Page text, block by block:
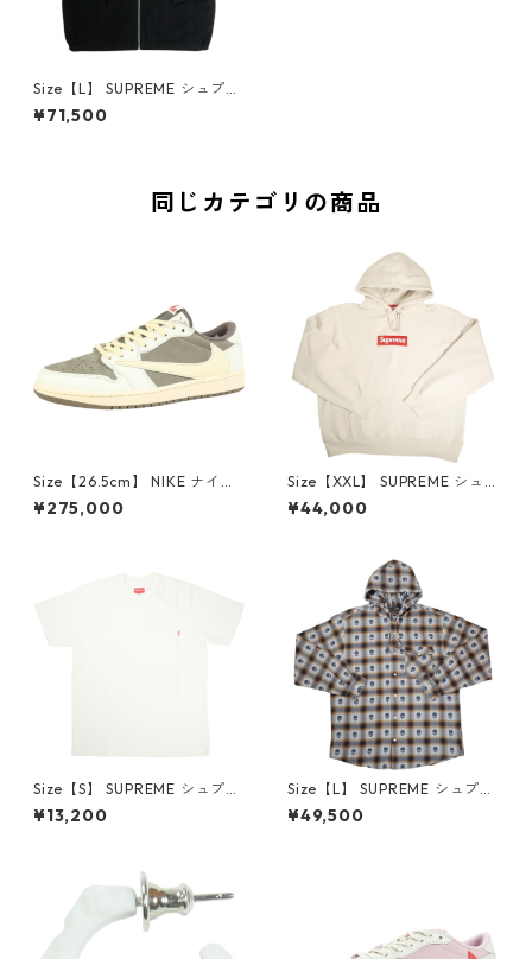
Size【L】 SUPREME シュプリ
ーム 25SS Moleskin Work Jac
ket Black ジャケット 黒 【新
¥71,500
同じカテゴリの商品
Size【26.5cm】 NIKE ナイキ
×Travis Scott AIR JORDAN 1
LOW Reverse Mocha DM786
¥275,000
Size【XXL】 SUPREME シュ
プリーム 24AW Box Logo Ho
oded Sweatshirt Stone ボッ
¥44,000
Size【S】 SUPREME シュプリ
ーム S/S Pocket Tee White T
シャツ 白 【新古品・未使用
¥13,200
Size【L】 SUPREME シュプリ
ーム ×Number (N)ine 25FW
Hooded Flannel Shirt Blue
¥49,500